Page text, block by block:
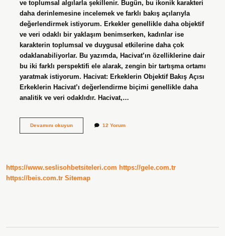
ve toplumsal algılarla şekillenir. Bugün, bu ikonik karakteri
daha derinlemesine incelemek ve farklı bakış açılarıyla
değerlendirmek istiyorum. Erkekler genellikle daha objektif
ve veri odaklı bir yaklaşım benimserken, kadınlar ise
karakterin toplumsal ve duygusal etkilerine daha çok
odaklanabiliyorlar. Bu yazımda, Hacivat’ın özelliklerine dair
bu iki farklı perspektifi ele alarak, zengin bir tartışma ortamı
yaratmak istiyorum. Hacivat: Erkeklerin Objektif Bakış Açısı
Erkeklerin Hacivat’ı değerlendirme biçimi genellikle daha
analitik ve veri odaklıdır. Hacivat,…
Devamını okuyunHacivat’ın
12 Yorum
https://www.seslisohbetsiteleri.com https://gele.com.tr
https://beis.com.tr Sitemap